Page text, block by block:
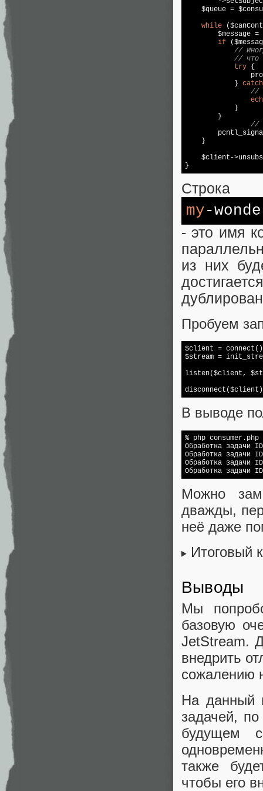
$queue =
while
$message
if
//
// что
try {
            }
catch
//
            }
        }
//
    }
$client-
}
Строка
my-
- это имя
из них
Пробуем
$client =
$stream =
listen($client,
В выводе
% php consumer.php
Обработка задачи
Обработка задачи
Обработка задачи
Обработка задачи
Можно
дважды,
неё даже
Итоговый
Выводы
Мы
базовую
JetStream.
внедрить
сожалению
На данный
задачей,
будущем
также
чтобы его